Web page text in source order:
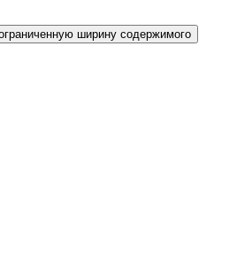
ширину содержимого